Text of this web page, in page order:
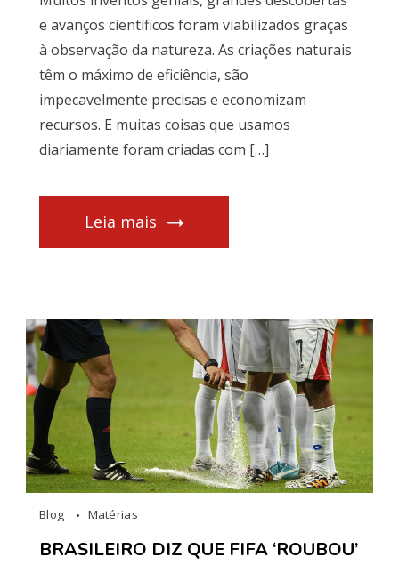
e avanços científicos foram viabilizados graças
à observação da natureza. As criações naturais
têm o máximo de eficiência, são
impecavelmente precisas e economizam
recursos. E muitas coisas que usamos
diariamente foram criadas com […]
Leia mais
Blog Matérias
BRASILEIRO DIZ QUE FIFA ‘ROUBOU’